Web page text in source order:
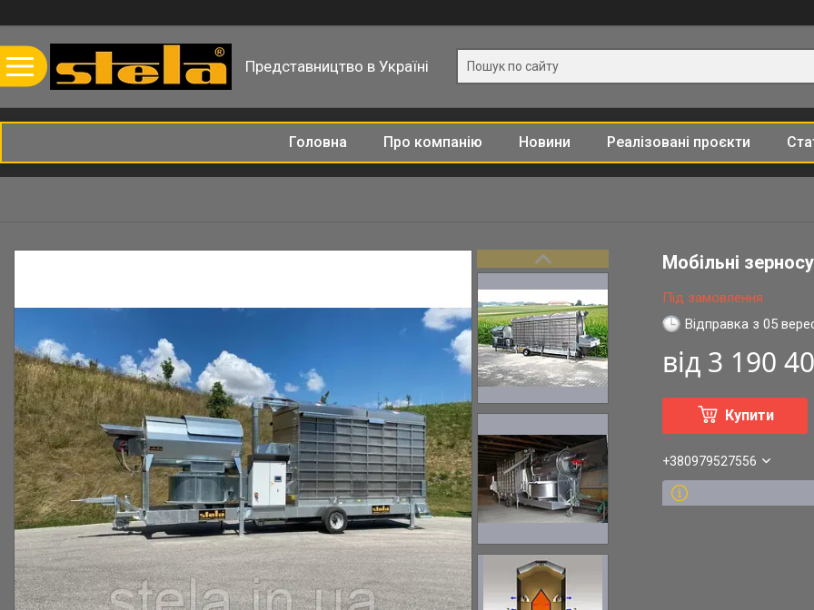
Представництво в Україні
Головна Про компанію Новини Реалізовані проєкти
Мобільні
Під замовлення
Відправка з 05
від 3 190
Купити
+380979527556